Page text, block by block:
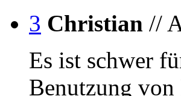
3 Christian //
Es ist schwer
Benutzung